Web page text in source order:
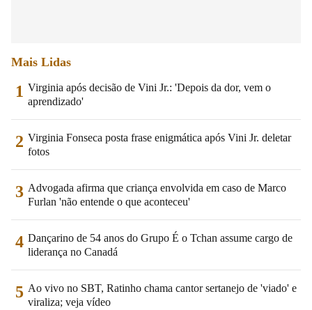
Mais Lidas
1 Virginia após decisão de Vini Jr.: 'Depois da dor, vem o
aprendizado'
2 Virginia Fonseca posta frase enigmática após Vini Jr. deletar
fotos
3 Advogada afirma que criança envolvida em caso de Marco
Furlan 'não entende o que aconteceu'
4 Dançarino de 54 anos do Grupo É o Tchan assume cargo de
liderança no Canadá
5 Ao vivo no SBT, Ratinho chama cantor sertanejo de 'viado' e
viraliza; veja vídeo